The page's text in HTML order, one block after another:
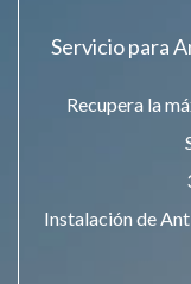
Servicio para
Recupera la
Instalación de